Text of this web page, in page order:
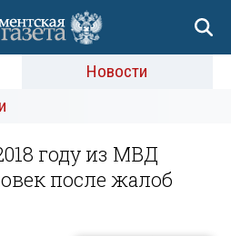
Новости
году из МВД
после жалоб